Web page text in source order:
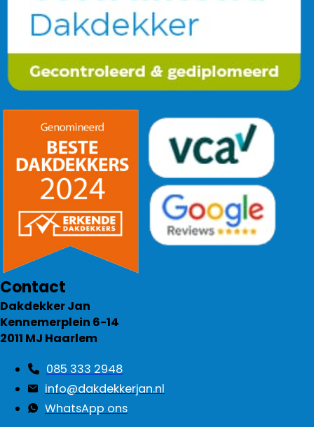
Contact
Dakdekker Jan
Kennemerplein 6-14
2011 MJ Haarlem
085 333 2948
info@dakdekkerjan.nl
WhatsApp ons